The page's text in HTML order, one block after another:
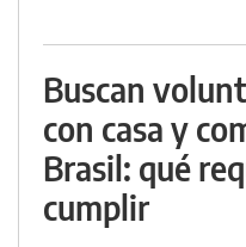
Buscan
con casa y
Brasil: qué
cumplir